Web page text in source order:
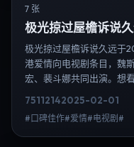
7 张
极光掠过屋檐诉说
极光掠过屋檐诉说久远于
港爱情向电视剧条目，魏
宏、裴斗娜共同出演。想
清连载信息，延伸检索日
词。
75112142025-02-01
#口碑佳作#爱情#电视剧#